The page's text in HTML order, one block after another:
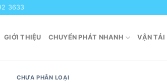
3633
GIỚI THIỆU CHUYỂN PHÁT NHANH VẬN TẢI
CHƯA PHÂN LOẠI